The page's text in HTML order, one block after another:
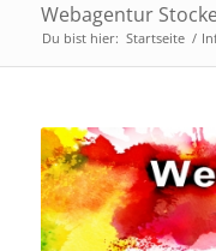
Webagentur
Du bist hier: Startseite /